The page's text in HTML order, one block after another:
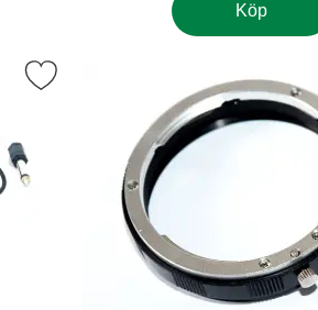
Köp
slavblixtutlösare RF-C1 som favorit
Markera